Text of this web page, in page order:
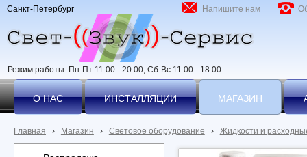
Режим работы: Пн-Пт 11:00 - 20:00, Сб-Вс 11:00 - 18:00
Напишите нам
Санкт-Петербург
О НАС ИНСТАЛЛЯЦИИ МАГАЗИН
Главная › Магазин › Световое оборудование › Жидкости и